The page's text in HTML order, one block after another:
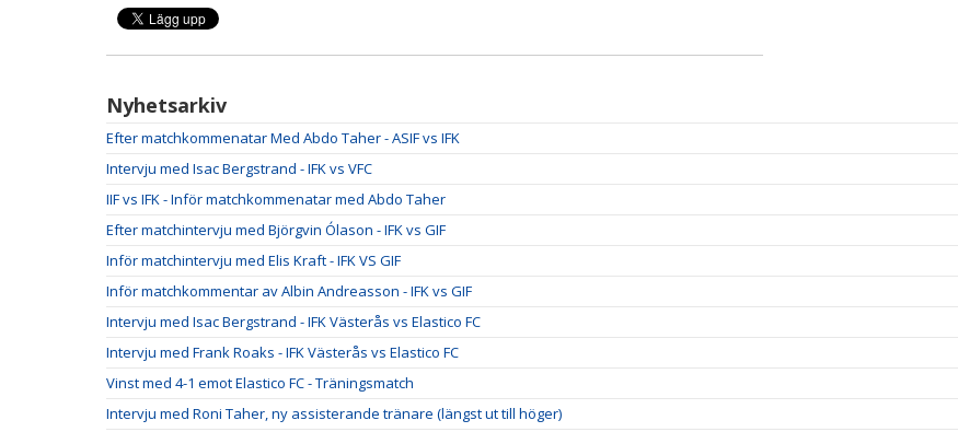
Nyhetsarkiv
Efter matchkommenatar Med Abdo Taher - ASIF vs IFK
Intervju med Isac Bergstrand - IFK vs VFC
IIF vs IFK - Inför matchkommenatar med Abdo Taher
Efter matchintervju med Björgvin Ólason - IFK vs GIF
Inför matchintervju med Elis Kraft - IFK VS GIF
Inför matchkommentar av Albin Andreasson - IFK vs GIF
Intervju med Isac Bergstrand - IFK Västerås vs Elastico FC
Intervju med Frank Roaks - IFK Västerås vs Elastico FC
Vinst med 4-1 emot Elastico FC - Träningsmatch
Intervju med Roni Taher, ny assisterande tränare (längst ut till höger)